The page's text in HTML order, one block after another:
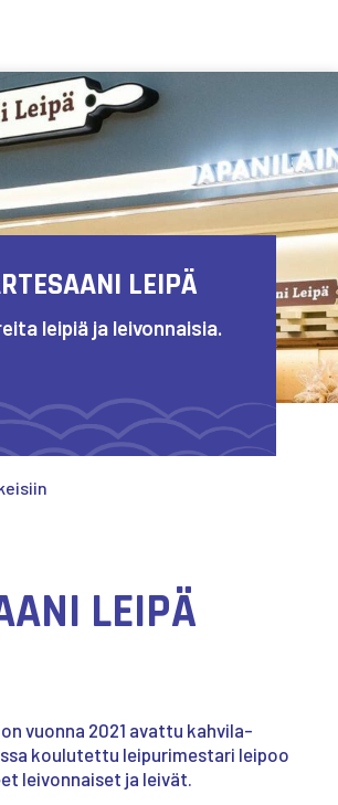
LEIPÄ
leipiä ja leivonnaisia.
LEIPÄ
vuonna 2021 avattu kahvila-
koulutettu leipurimestari leipoo
leivonnaiset ja leivät.